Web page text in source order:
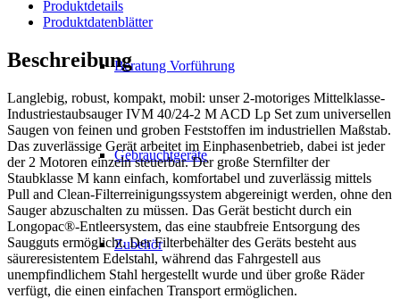
Beratung Vorführung
Gebrauchtgeräte
Zubehör
Produktdetails
Produktdatenblätter
Beschreibung
Langlebig, robust, kompakt, mobil: unser 2-motoriges Mittelklasse-
Industriestaubsauger IVM 40/24-2 M ACD Lp Set zum universellen
Saugen von feinen und groben Feststoffen im industriellen Maßstab.
Das zuverlässige Gerät arbeitet im Einphasenbetrieb, dabei ist jeder
der 2 Motoren einzeln steuerbar. Der große Sternfilter der
Staubklasse M kann einfach, komfortabel und zuverlässig mittels
Pull and Clean-Filterreinigungssystem abgereinigt werden, ohne den
Sauger abzuschalten zu müssen. Das Gerät besticht durch ein
Longopac®-Entleersystem, das eine staubfreie Entsorgung des
Saugguts ermöglicht. Der Filterbehälter des Geräts besteht aus
säureresistentem Edelstahl, während das Fahrgestell aus
unempfindlichem Stahl hergestellt wurde und über große Räder
verfügt, die einen einfachen Transport ermöglichen.